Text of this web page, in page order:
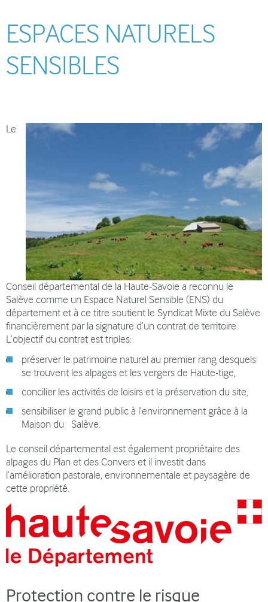
ESPACES NATURELS
SENSIBLES
Le
Conseil départemental de la Haute-Savoie a reconnu le
Salève comme un Espace Naturel Sensible (ENS) du
département et à ce titre soutient le Syndicat Mixte du Salève
financièrement par la signature d’un contrat de territoire.
L’objectif du contrat est triples:
préserver le patrimoine naturel au premier rang desquels
se trouvent les alpages et les vergers de Haute-tige,
concilier les activités de loisirs et la préservation du site,
sensibiliser le grand public à l’environnement grâce à la
Maison du Salève.
Le conseil départemental est également propriétaire des
alpages du Plan et des Convers et il investit dans
l’amélioration pastorale, environnementale et paysagère de
cette propriété.
Protection contre le risque